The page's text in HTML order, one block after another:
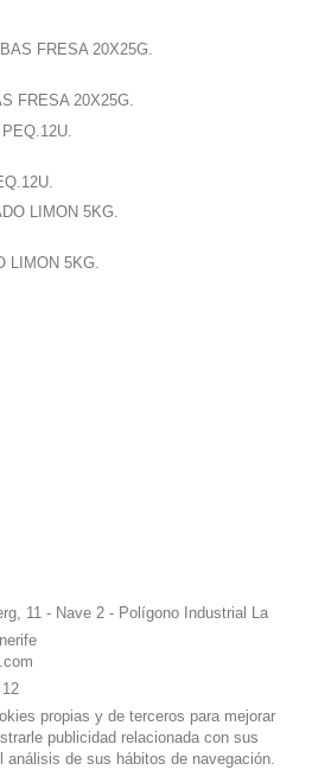
FRESA 20X25G.
LIMON 5KG.
11 - Nave 2 - Polígono Industrial La
propias y de terceros para mejorar
publicidad relacionada con sus
análisis de sus hábitos de navegación.